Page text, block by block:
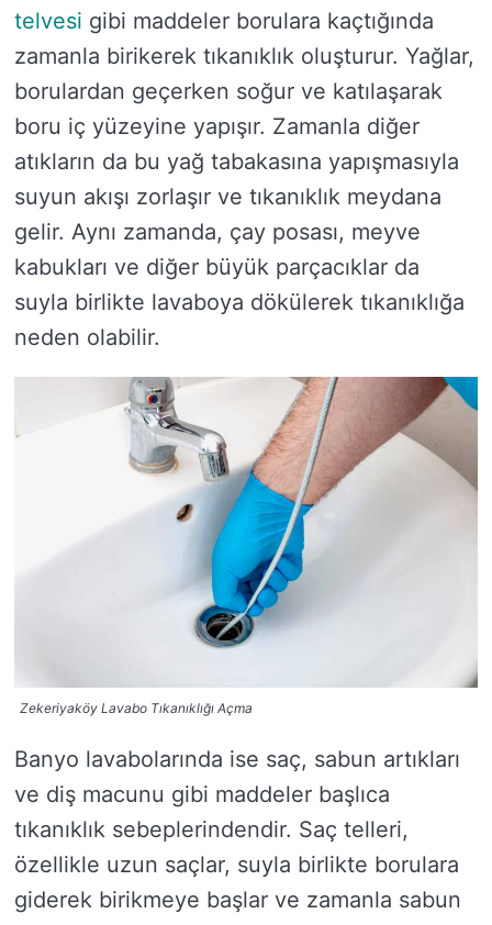
telvesi gibi maddeler borulara kaçtığında
zamanla birikerek tıkanıklık oluşturur. Yağlar,
borulardan geçerken soğur ve katılaşarak
boru iç yüzeyine yapışır. Zamanla diğer
atıkların da bu yağ tabakasına yapışmasıyla
suyun akışı zorlaşır ve tıkanıklık meydana
gelir. Aynı zamanda, çay posası, meyve
kabukları ve diğer büyük parçacıklar da
suyla birlikte lavaboya dökülerek tıkanıklığa
neden olabilir.
Zekeriyaköy Lavabo Tıkanıklığı Açma
Banyo lavabolarında ise saç, sabun artıkları
ve diş macunu gibi maddeler başlıca
tıkanıklık sebeplerindendir. Saç telleri,
özellikle uzun saçlar, suyla birlikte borulara
giderek birikmeye başlar ve zamanla sabun